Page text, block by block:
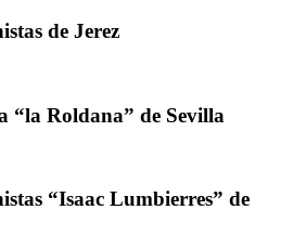
de Jerez
“la Roldana” de Sevilla
“Isaac Lumbierres” de